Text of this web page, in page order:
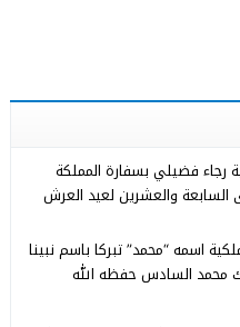
رجاء فضيلي بسفارة المملكة
السابعة والعشرين لعيد العرش
اسمه “محمد” تبركا باسم نبينا
محمد السادس حفظه الله